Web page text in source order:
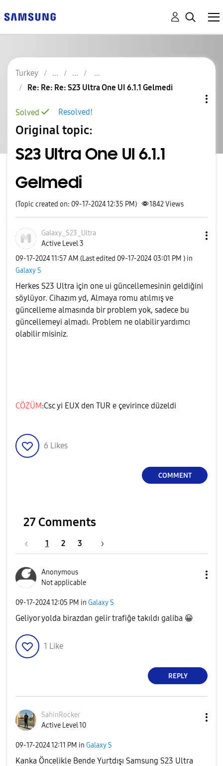
Turkey
Re: Re: Re: S23 Ultra One UI 6.1.1 Gelmedi
Resolved!
Solved
Original topic:
S23 Ultra One UI 6.1.1
Gelmedi
(Topic created on: 09-17-2024 12:35 PM) 1842Views
Galaxy_S23_Ultra
Active Level 3
‎09-17-202411:57 AM (Last edited ‎09-17-2024 03:01 PM ) in
Galaxy S
Herkes S23 Ultra için one ui güncellemesinin geldiğini
söylüyor. Cihazım yd, Almaya romu atılmış ve
güncelleme almasında bir problem yok, sadece bu
güncellemeyi almadı. Problem ne olabilir yardımcı
olabilir misiniz.
CÖZÜM:Csc yi EUX den TUR e çevirince düzeldi
6 Likes
COMMENT
27 Comments
1 2 3
Anonymous
Not applicable
‎09-17-202412:05 PM in Galaxy S
Geliyor yolda birazdan gelir trafiğe takıldı galiba 😀
1 Like
REPLY
SahinRocker
Active Level 10
‎09-17-202412:11 PM in Galaxy S
Kanka Öncelikle Bende Yurtdışı Samsung S23 Ultra